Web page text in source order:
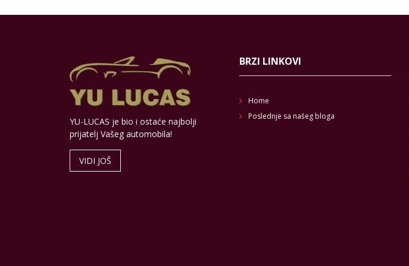
YU-LUCAS je bio i ostaće najbolji
prijatelj Vašeg automobila!
VIDI JOŠ
BRZI LINKOVI
Home
Poslednje sa našeg bloga